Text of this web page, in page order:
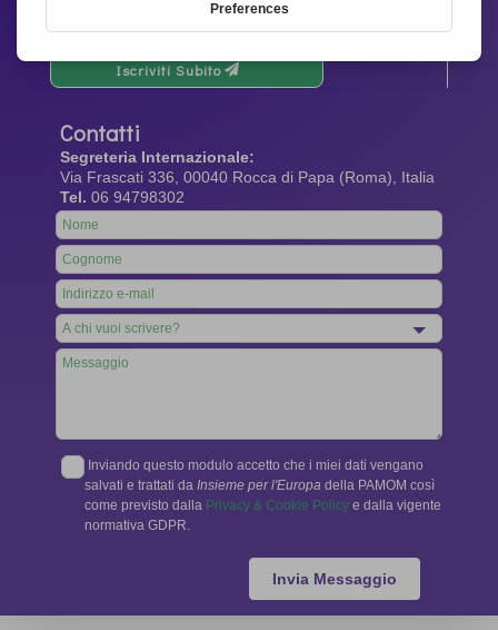
Iscriviti Subito
Contatti
Segreteria Internazionale:
Via Frascati 336, 00040 Rocca di Papa (Roma), Italia
Tel. 06 94798302
Leave
this
field
blank
Inviando questo modulo accetto che i miei dati vengano
salvati e trattati da Insieme per l'Europa della PAMOM così
come previsto dalla Privacy & Cookie Policy e dalla vigente
normativa GDPR.
Invia Messaggio